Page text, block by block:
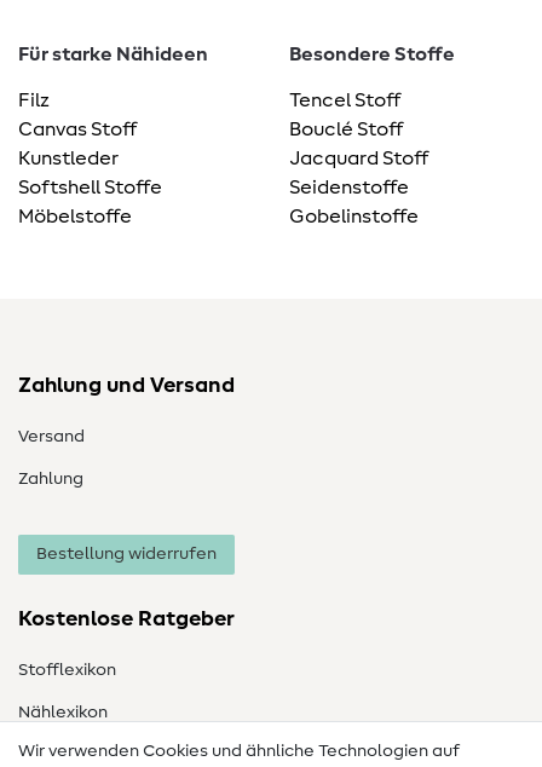
Für starke Nähideen
Filz
Canvas Stoff
Kunstleder
Softshell Stoffe
Möbelstoffe
Besondere Stoffe
Tencel Stoff
Bouclé Stoff
Jacquard Stoff
Seidenstoffe
Gobelinstoffe
Zahlung und Versand
Versand
Zahlung
Bestellung widerrufen
Kostenlose Ratgeber
Stofflexikon
Nählexikon
Nähanleitungen
Wir verwenden Cookies und ähnliche Technologien auf